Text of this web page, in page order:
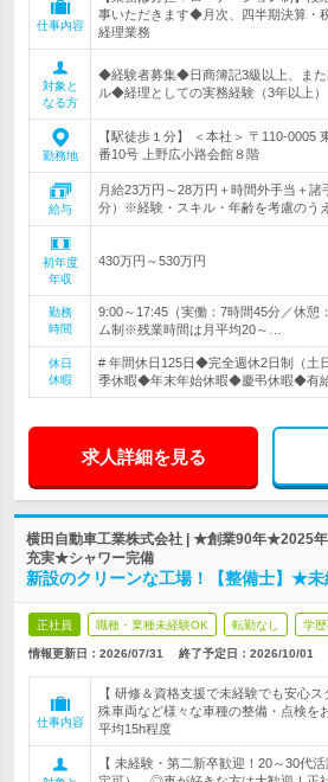
仕事内容
事いただきます◆月次、四半期決算・
経理業務
対象と
なる方
◆経験者募集◆日商簿記3級以上、また
ル◆経理としての実務経験（3年以上）
勤務地
【駅徒歩１分】 ＜本社＞ 〒110-0005
番10号 上野広小路会館８階
給与
月給23万円～28万円＋時間外手当＋諸
分）※経験・スキル・年齢を考慮のう
初年度
年収
430万円～530万円
勤務
時間
9:00～17:45（実働：7時間45分／休憩
ム制※残業時間は月平均20～…
休日
休暇
# 年間休日125日◆完全週休2日制（
季休暇◆年末年始休暇◆慶弔休暇◆有
求人詳細を見る
横田自動車工業株式会社 | ★創業90年★2025
充実★シャワー完備
新設のクリーンな工場！【整備士】★
正社員 職種・業種未経験OK 転勤なし 学
情報更新日：2026/07/31 終了予定日： 2026/10/01
仕事内容
【 研修＆資格支援で未経験でも安心
殊車両など様々な車種の整備・点検を
平均15h程度
【 未経験・第二新卒歓迎！20～30代